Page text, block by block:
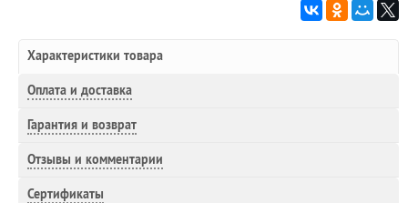
Характеристики товара
Оплата и доставка
Гарантия и возврат
Отзывы и комментарии
Сертификаты